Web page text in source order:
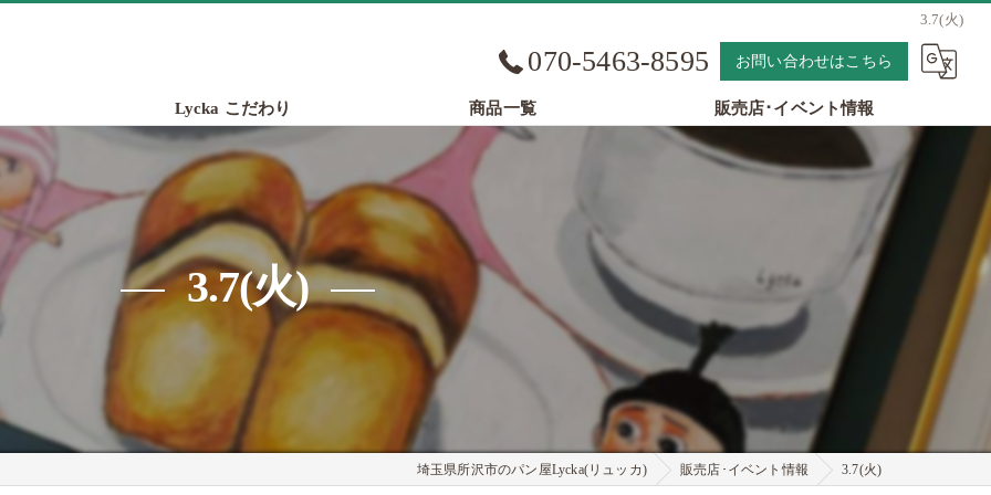
3.7(火)
070-5463-8595 お問い合わせはこちら
Lycka こだわり 商品一覧 販売店･イベント情報
3.7(火)
埼玉県所沢市のパン屋Lycka(リュッカ) 販売店･イベント情報 3.7(火)